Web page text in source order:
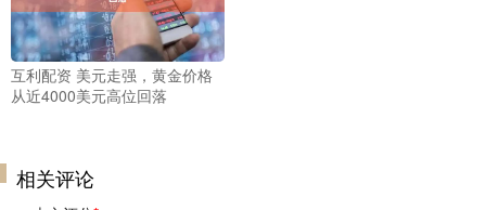
互利配资 美元走强，黄金价格
从近4000美元高位回落
相关评论